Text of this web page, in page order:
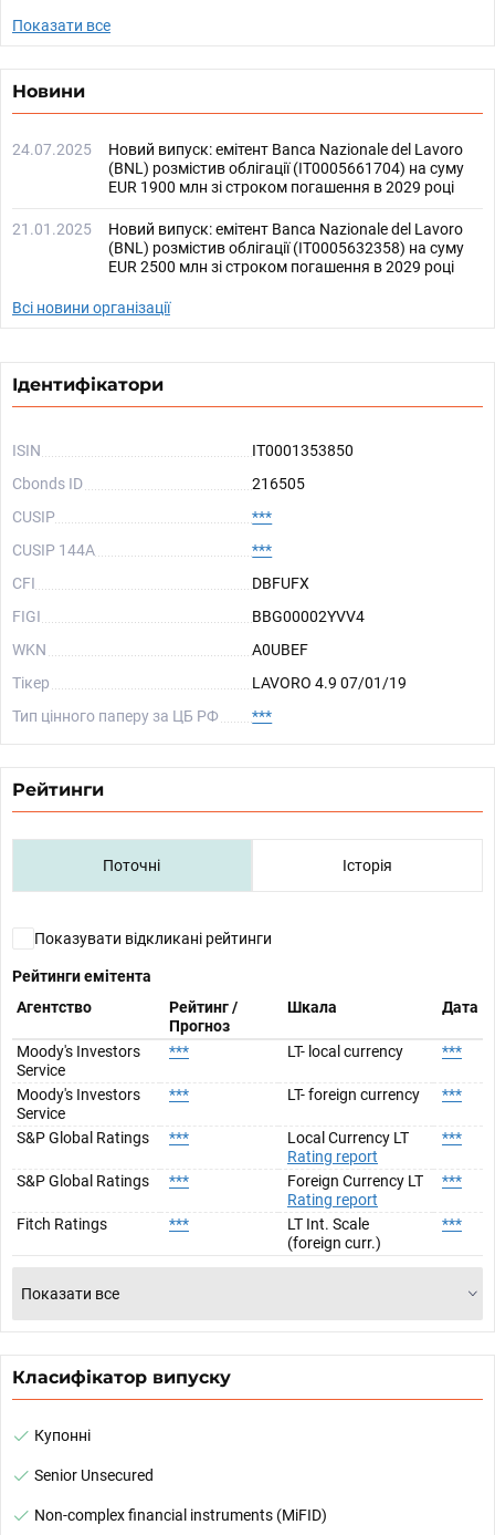
Показати все
Новини
24.07.2025
Новий випуск: емітент Banca Nazionale del Lavoro
(BNL) розмістив облігації (IT0005661704) на суму
EUR 1900 млн зі строком погашення в 2029 році
21.01.2025
Новий випуск: емітент Banca Nazionale del Lavoro
(BNL) розмістив облігації (IT0005632358) на суму
EUR 2500 млн зі строком погашення в 2029 році
Всі новини організації
Ідентифікатори
ISIN
IT0001353850
Cbonds ID
216505
CUSIP
***
CUSIP 144A
***
CFI
DBFUFX
FIGI
BBG00002YVV4
WKN
A0UBEF
Тікер
LAVORO 4.9 07/01/19
Тип цінного паперу за ЦБ РФ
***
Рейтинги
Поточні Історія
Показувати відкликані рейтинги
Рейтинги емітента
Агентство
Рейтинг /
Прогноз
Шкала Дата
Moody's Investors
Service
*** LT- local currency ***
Moody's Investors
Service
*** LT- foreign currency ***
S&P Global Ratings ***
Local Currency LT
Rating report
***
S&P Global Ratings ***
Foreign Currency LT
Rating report
***
Fitch Ratings ***
LT Int. Scale
(foreign curr.)
***
Показати все
Класифікатор випуску
Купонні
Senior Unsecured
Non-complex financial instruments (MiFID)